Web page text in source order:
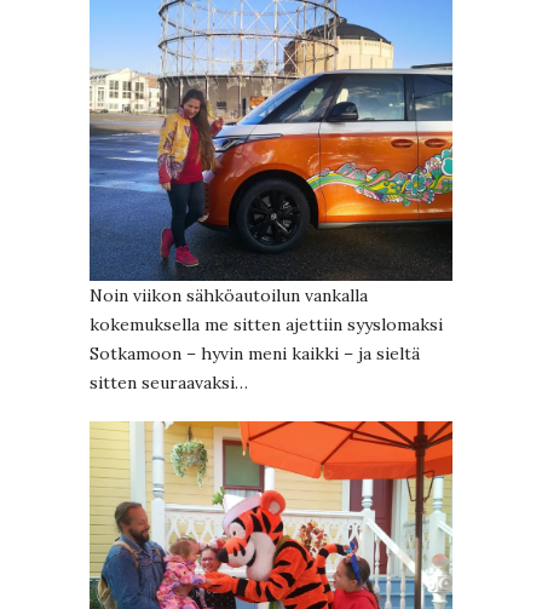
Noin viikon sähköautoilun vankalla
kokemuksella me sitten ajettiin syyslomaksi
Sotkamoon – hyvin meni kaikki – ja sieltä
sitten seuraavaksi…